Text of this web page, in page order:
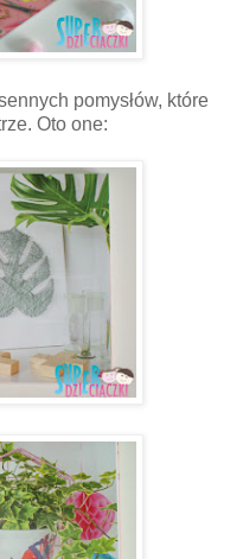
pomysłów, które
Oto one: